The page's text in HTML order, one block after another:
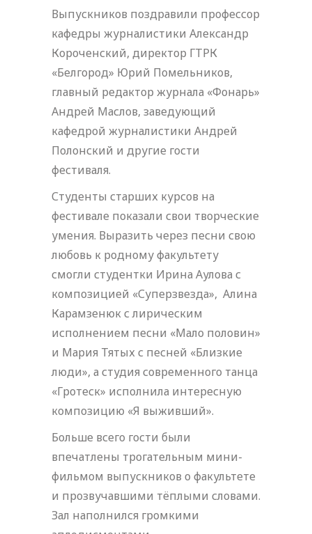
Выпускников поздравили профессор
кафедры журналистики Александр
Короченский, директор ГТРК
«Белгород» Юрий Помельников,
главный редактор журнала «Фонарь»
Андрей Маслов, заведующий
кафедрой журналистики Андрей
Полонский и другие гости
фестиваля.
Студенты старших курсов на
фестивале показали свои творческие
умения. Выразить через песни свою
любовь к родному факультету
смогли студентки Ирина Аулова с
композицией «Суперзвезда», Алина
Карамзенюк с лирическим
исполнением песни «Мало половин»
и Мария Тятых с песней «Близкие
люди», а студия современного танца
«Гротеск» исполнила интересную
композицию «Я выживший».
Больше всего гости были
впечатлены трогательным мини-
фильмом выпускников о факультете
и прозвучавшими тёплыми словами.
Зал наполнился громкими